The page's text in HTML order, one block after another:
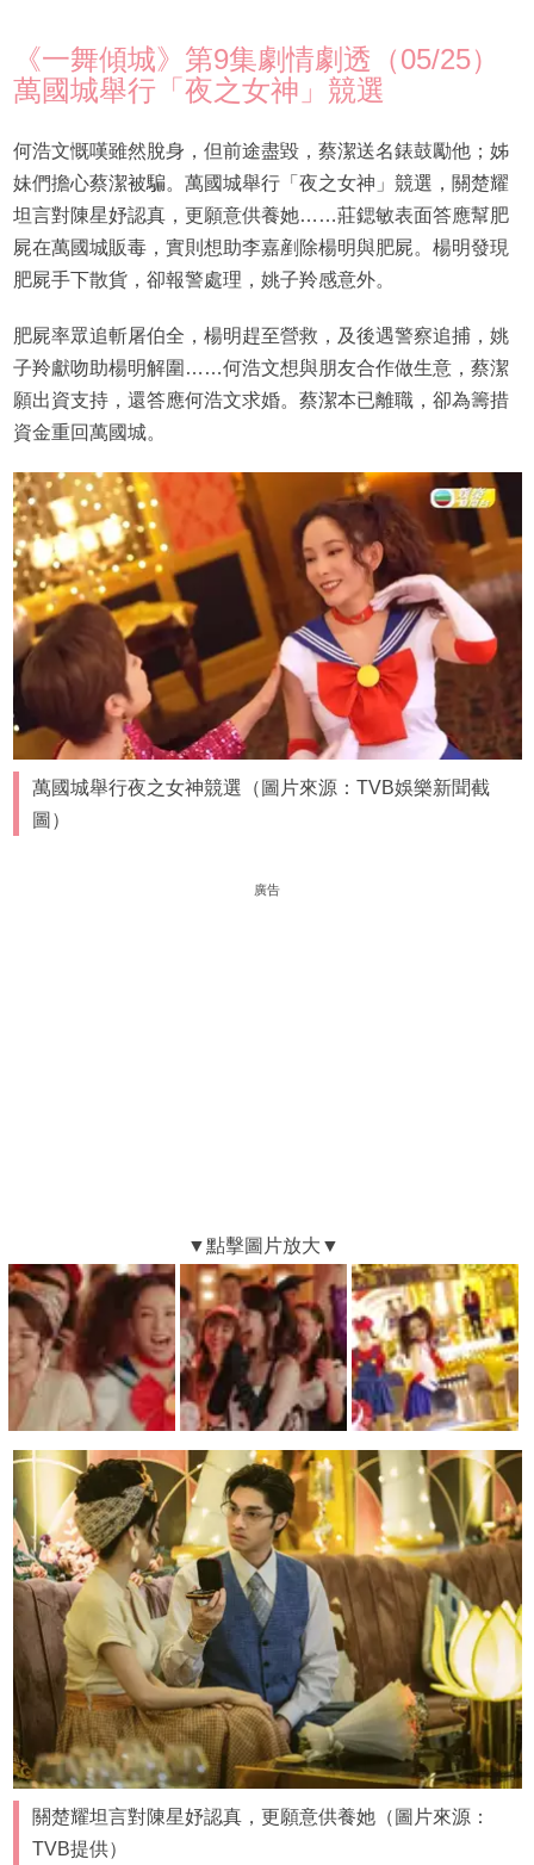
《一舞傾城》第9集劇情劇透（05/25）
萬國城舉行「夜之女神」競選
何浩文慨嘆雖然脫身，但前途盡毀，蔡潔送名錶鼓勵他；姊
妹們擔心蔡潔被騙。萬國城舉行「夜之女神」競選，關楚耀
坦言對陳星妤認真，更願意供養她……莊鍶敏表面答應幫肥
屍在萬國城販毒，實則想助李嘉剷除楊明與肥屍。楊明發現
肥屍手下散貨，卻報警處理，姚子羚感意外。
肥屍率眾追斬屠伯全，楊明趕至營救，及後遇警察追捕，姚
子羚獻吻助楊明解圍……何浩文想與朋友合作做生意，蔡潔
願出資支持，還答應何浩文求婚。蔡潔本已離職，卻為籌措
資金重回萬國城。
萬國城舉行夜之女神競選（圖片來源：TVB娛樂新聞截
圖）
廣告
關楚耀坦言對陳星妤認真，更願意供養她（圖片來源：
TVB提供）